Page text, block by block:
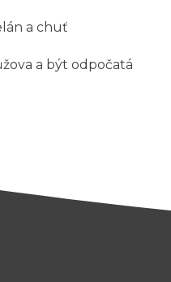
a chuť
a být odpočatá